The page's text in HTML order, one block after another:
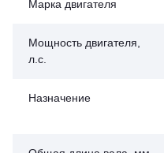
Марка двигателя
Мощность двигателя,
л.с.
Назначение